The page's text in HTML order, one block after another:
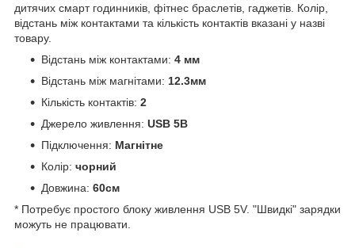
дитячих смарт годинників, фітнес браслетів, гаджетів. Колір,
відстань між контактами та кількість контактів вказані у назві
товару.
Відстань між контактами: 4 мм
Відстань між магнітами: 12.3мм
Кількість контактів: 2
Джерело живлення: USB 5В
Підключення: Магнітне
Колір: чорний
Довжина: 60см
* Потребує простого блоку живлення USB 5V. "Швидкі" зарядки
можуть не працювати.